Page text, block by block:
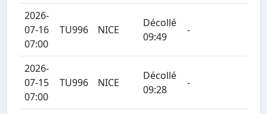
2026-
07-16
07:00
TU996 NICE
Décollé
09:49
-
2026-
07-15
07:00
TU996 NICE
Décollé
09:28
-